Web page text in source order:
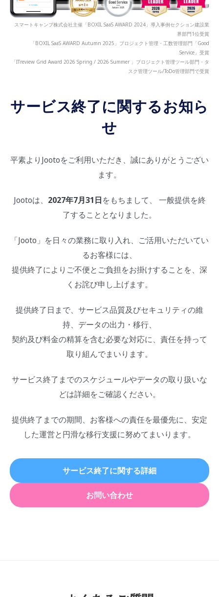
スマートキャンプ株式会社主催「BOXIL SaaS AWARD 2024」導入事例セクション建設業
界部門1位受賞
「BOXIL SaaS AWARD Autumn 2025」プロジェクト管理・工数管理部門「Good
Service」受賞
「ITreview Grid Award 2026 Spring / 2026 Summer 」プロジェクト管理ツール部門・タ
スク管理ツール/ToDo管理部門で受賞
サービス終了に関するお知ら
せ
平素よりJootoをご利用いただき、誠にありがとうござい
ます。
Jootoは、 2027年7月31日をもちまして、 一般提供を終
了することとなりました。
「Jooto」を日々の業務に取り入れ、ご活用いただいてい
るお客様には、
提供終了によりご不便とご負担をお掛けすることを、深
くお詫び申し上げます。
提供終了日まで、サービス品質及びセキュリティの維
持、データの出力・移行、
契約及び料金の精算を含む必要な対応に、責任を持って
取り組んでまいります。
サービス終了までのスケジュールやデータの取り扱いな
どは詳細をご確認ください。
提供終了までの期間、お客様への責任を最優先に、安定
した運営と円滑な移行支援に努めてまいります。
サービス終了に関する詳細
お問い合わせ